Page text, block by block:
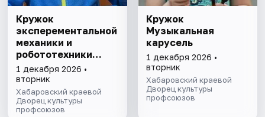
Кружок
эксперементальной
механики и
робототехники
Шестеренка
1 декабря 2026 •
вторник
Хабаровский краевой
Дворец культуры
профсоюзов
Кружок
Музыкальная
карусель
1 декабря 2026 •
вторник
Хабаровский краевой
Дворец культуры
профсоюзов